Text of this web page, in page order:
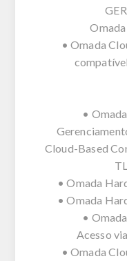
• Omada
•
Cloud-Based
• Omada
• Omada
•
Acesso
• Omada